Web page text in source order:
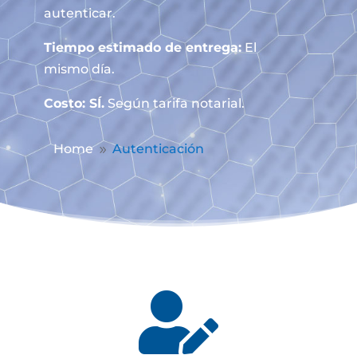
autenticar.
Tiempo estimado de entrega:El
mismo día.
Costo: SÍ.Según tarifa notarial.
Home 9 Autenticación
